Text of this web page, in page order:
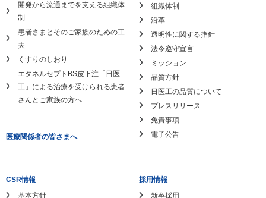
開発から流通までを支える組織体
制
患者さまとそのご家族のための工
夫
くすりのしおり
エタネルセプトBS皮下注「日医
工」による治療を受けられる患者
さんとご家族の方へ
医療関係者の皆さまへ
組織体制
沿革
透明性に関する指針
法令遵守宣言
ミッション
品質方針
日医工の品質について
プレスリリース
免責事項
電子公告
CSR情報
基本方針
採用情報
新卒採用